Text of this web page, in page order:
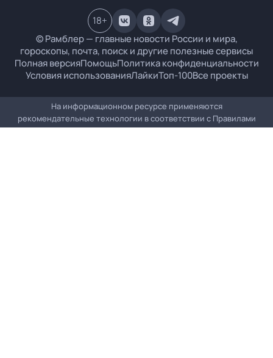
© Рамблер — главные новости России и мира,
гороскопы, почта, поиск и другие полезные сервисы
Полная версияПомощьПолитика конфиденциальности
Условия использованияЛайкиТоп-100Все проекты
18+
На информационном ресурсе применяются
рекомендательные технологии в соответствии с Правилами